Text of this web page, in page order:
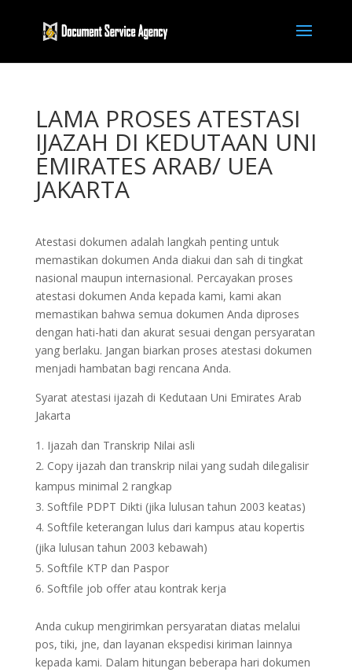
LAMA PROSES ATESTASI
IJAZAH DI KEDUTAAN UNI
EMIRATES ARAB/ UEA
JAKARTA
Atestasi dokumen adalah langkah penting untuk
memastikan dokumen Anda diakui dan sah di tingkat
nasional maupun internasional. Percayakan proses
atestasi dokumen Anda kepada kami, kami akan
memastikan bahwa semua dokumen Anda diproses
dengan hati-hati dan akurat sesuai dengan persyaratan
yang berlaku. Jangan biarkan proses atestasi dokumen
menjadi hambatan bagi rencana Anda.
Syarat atestasi ijazah di Kedutaan Uni Emirates Arab
Jakarta
Ijazah dan Transkrip Nilai asli
Copy ijazah dan transkrip nilai yang sudah dilegalisir
kampus minimal 2 rangkap
Softfile PDPT Dikti (jika lulusan tahun 2003 keatas)
Softfile keterangan lulus dari kampus atau kopertis
(jika lulusan tahun 2003 kebawah)
Softfile KTP dan Paspor
Softfile job offer atau kontrak kerja
Anda cukup mengirimkan persyaratan diatas melalui
pos, tiki, jne, dan layanan ekspedisi kiriman lainnya
kepada kami. Dalam hitungan beberapa hari dokumen